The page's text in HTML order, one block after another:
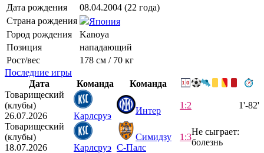
Дата рождения
08.04.2004 (22 года)
Страна рождения
Япония
Город рождения
Kanoya
Позиция
нападающий
Рост/вес
178 см / 70 кг
Последние игры
Дата
Команда
Команда
Товарищеский
(клубы)
26.07.2026
Карлсруэ
Интер
1:2 1'-82'
Товарищеский
(клубы)
18.07.2026
Карлсруэ
Симидзу
С-Палс
1:3
Не сыграет:
болезнь